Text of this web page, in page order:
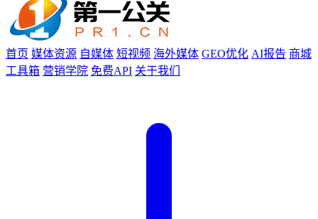
首页 媒体资源 自媒体 短视频 海外媒体 GEO优化 AI报告 商城
工具箱 营销学院 免费API 关于我们